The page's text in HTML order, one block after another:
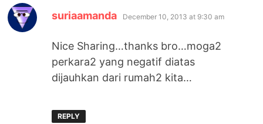
suriaamanda says:
December 10, 2013 at 9:30 am
Nice Sharing…thanks bro…moga2
perkara2 yang negatif diatas
dijauhkan dari rumah2 kita…
REPLY